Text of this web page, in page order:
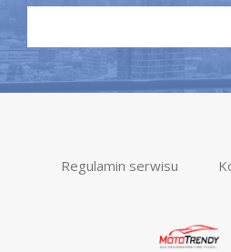
Regulamin serwisu